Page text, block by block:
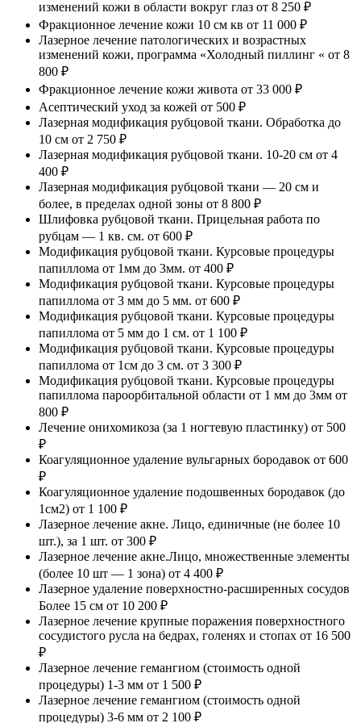
изменений кожи в области вокруг глаз от 8 250 ₽
Фракционное лечение кожи 10 см кв от 11 000 ₽
Лазерное лечение патологических и возрастных
изменений кожи, программа «Холодный пиллинг « от 8
800 ₽
Фракционное лечение кожи живота от 33 000 ₽
Асептический уход за кожей от 500 ₽
Лазерная модификация рубцовой ткани. Обработка до
10 см от 2 750 ₽
Лазерная модификация рубцовой ткани. 10-20 см от 4
400 ₽
Лазерная модификация рубцовой ткани — 20 см и
более, в пределах одной зоны от 8 800 ₽
Шлифовка рубцовой ткани. Прицельная работа по
рубцам — 1 кв. см. от 600 ₽
Модификация рубцовой ткани. Курсовые процедуры
папиллома от 1мм до 3мм. от 400 ₽
Модификация рубцовой ткани. Курсовые процедуры
папиллома от 3 мм до 5 мм. от 600 ₽
Модификация рубцовой ткани. Курсовые процедуры
папиллома от 5 мм до 1 см. от 1 100 ₽
Модификация рубцовой ткани. Курсовые процедуры
папиллома от 1см до 3 см. от 3 300 ₽
Модификация рубцовой ткани. Курсовые процедуры
папиллома пароорбитальной области от 1 мм до 3мм от
800 ₽
Лечение онихомикоза (за 1 ногтевую пластинку) от 500
₽
Коагуляционное удаление вульгарных бородавок от 600
₽
Коагуляционное удаление подошвенных бородавок (до
1см2) от 1 100 ₽
Лазерное лечение акне. Лицо, единичные (не более 10
шт.), за 1 шт. от 300 ₽
Лазерное лечение акне.Лицо, множественные элементы
(более 10 шт — 1 зона) от 4 400 ₽
Лазерное удаление поверхностно-расширенных сосудов
Более 15 см от 10 200 ₽
Лазерное лечение крупные поражения поверхностного
сосудистого русла на бедрах, голенях и стопах от 16 500
₽
Лазерное лечение гемангиом (стоимость одной
процедуры) 1-3 мм от 1 500 ₽
Лазерное лечение гемангиом (стоимость одной
процедуры) 3-6 мм от 2 100 ₽